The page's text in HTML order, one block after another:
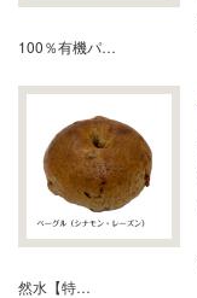
100％有機パ…
然水【特…